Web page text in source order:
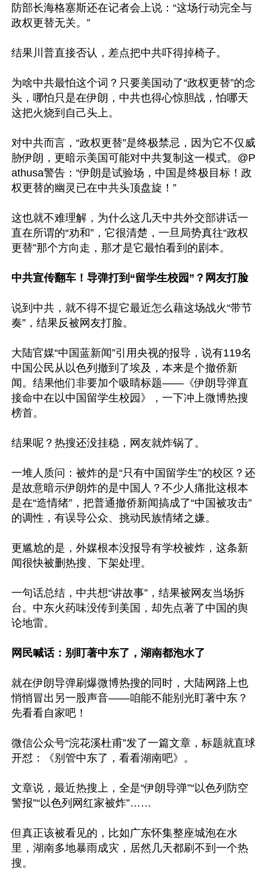
防部长海格塞斯还在记者会上说：“这场行动完全与
政权更替无关。”
结果川普直接否认，差点把中共吓得掉椅子。
为啥中共最怕这个词？只要美国动了“政权更替”的念
头，哪怕只是在伊朗，中共也得心惊胆战，怕哪天
这把火烧到自己头上。
对中共而言，“政权更替”是终极禁忌，因为它不仅威
胁伊朗，更暗示美国可能对中共复制这一模式。@P
athusa警告：“伊朗是试验场，中国是终极目标！政
权更替的幽灵已在中共头顶盘旋！”
这也就不难理解，为什么这几天中共外交部讲话一
直在所谓的“劝和”，它很清楚，一旦局势真往“政权
更替”那个方向走，那才是它最怕看到的剧本。
中共宣传翻车！导弹打到“留学生校园”？网友打脸
说到中共，就不得不提它最近怎么藉这场战火“带节
奏”，结果反被网友打脸。
大陆官媒“中国蓝新闻”引用央视的报导，说有119名
中国公民从以色列撤到了埃及，本来是个撤侨新
闻。结果他们非要加个吸睛标题——《伊朗导弹直
接命中在以中国留学生校园》，一下冲上微博热搜
榜首。
结果呢？热搜还没挂稳，网友就炸锅了。
一堆人质问：被炸的是“只有中国留学生”的校区？还
是故意暗示伊朗炸的是中国人？不少人痛批这根本
是在“造情绪”，把普通撤侨新闻搞成了“中国被攻击”
的调性，有误导公众、挑动民族情绪之嫌。
更尴尬的是，外媒根本没报导有学校被炸，这条新
闻很快被删热搜、下架处理。
一句话总结，中共想“讲故事”，结果被网友当场拆
台。中东火药味没传到美国，却先点著了中国的舆
论地雷。
网民喊话：别盯著中东了，湖南都泡水了
就在伊朗导弹刷爆微博热搜的同时，大陆网路上也
悄悄冒出另一股声音——咱能不能别光盯著中东？
先看看自家吧！
微信公众号“浣花溪杜甫”发了一篇文章，标题就直球
开怼：《别管中东了，看看湖南吧》。
文章说，最近热搜上，全是“伊朗导弹”“以色列防空
警报”“以色列网红家被炸”……
但真正该被看见的，比如广东怀集整座城泡在水
里，湖南多地暴雨成灾，居然几天都刷不到一个热
搜。